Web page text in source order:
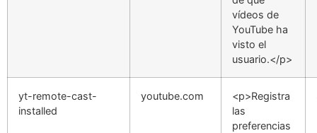
vídeos de
YouTube ha
visto el
usuario.</p>
yt-remote-cast-
installed
youtube.com
<p>Registra
las
preferencias